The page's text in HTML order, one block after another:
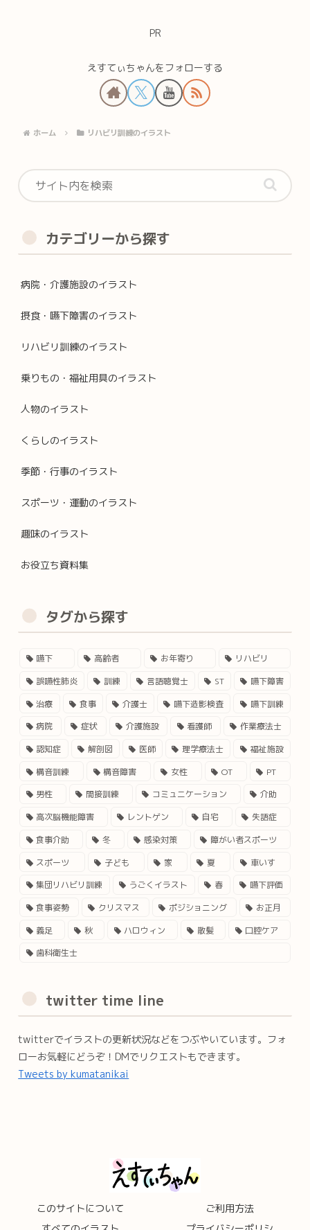
PR
えすてぃちゃんをフォローする
ホーム リハビリ訓練のイラスト
カテゴリーから探す
病院・介護施設のイラスト
摂食・嚥下障害のイラスト
リハビリ訓練のイラスト
乗りもの・福祉用具のイラスト
人物のイラスト
くらしのイラスト
季節・行事のイラスト
スポーツ・運動のイラスト
趣味のイラスト
お役立ち資料集
タグから探す
嚥下 高齢者 お年寄り
リハビリ
誤嚥性肺炎
訓練 言語聴覚士 ST
嚥下障害
治療
食事 介護士 嚥下造影検査
嚥下訓練
病院
症状 介護施設 看護師
作業療法士
認知症
解剖図 医師 理学療法士
福祉施設
構音訓練
構音障害 女性 OT
PT
男性
間接訓練 コミュニケーション
介助
高次脳機能障害
レントゲン 自宅
失語症
食事介助
冬 感染対策
障がい者スポーツ
スポーツ
子ども 家 夏
車いす
集団リハビリ訓練
うごくイラスト 春
嚥下評価
食事姿勢
クリスマス ポジショニング
お正月
義足
秋 ハロウィン 散髪
口腔ケア
歯科衛生士
twitter time line
twitterでイラストの更新状況などをつぶやいています。フォ
ローお気軽にどうぞ！DMでリクエストもできます。
Tweets by kumatanikai
このサイトについて
ご利用方法